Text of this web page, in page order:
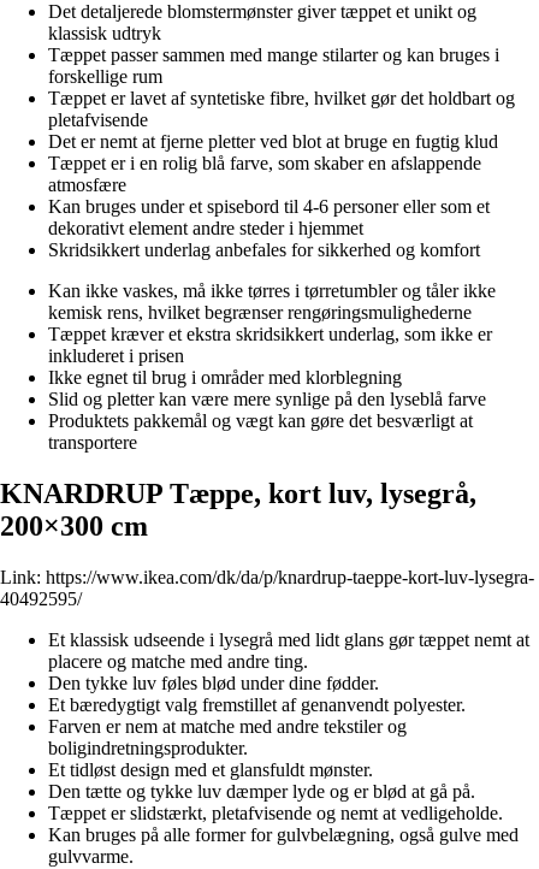
Det detaljerede blomstermønster giver tæppet et unikt og
klassisk udtryk
Tæppet passer sammen med mange stilarter og kan bruges i
forskellige rum
Tæppet er lavet af syntetiske fibre, hvilket gør det holdbart og
pletafvisende
Det er nemt at fjerne pletter ved blot at bruge en fugtig klud
Tæppet er i en rolig blå farve, som skaber en afslappende
atmosfære
Kan bruges under et spisebord til 4-6 personer eller som et
dekorativt element andre steder i hjemmet
Skridsikkert underlag anbefales for sikkerhed og komfort
Kan ikke vaskes, må ikke tørres i tørretumbler og tåler ikke
kemisk rens, hvilket begrænser rengøringsmulighederne
Tæppet kræver et ekstra skridsikkert underlag, som ikke er
inkluderet i prisen
Ikke egnet til brug i områder med klorblegning
Slid og pletter kan være mere synlige på den lyseblå farve
Produktets pakkemål og vægt kan gøre det besværligt at
transportere
KNARDRUP Tæppe, kort luv, lysegrå,
200×300 cm
Link: https://www.ikea.com/dk/da/p/knardrup-taeppe-kort-luv-lysegra-
40492595/
Et klassisk udseende i lysegrå med lidt glans gør tæppet nemt at
placere og matche med andre ting.
Den tykke luv føles blød under dine fødder.
Et bæredygtigt valg fremstillet af genanvendt polyester.
Farven er nem at matche med andre tekstiler og
boligindretningsprodukter.
Et tidløst design med et glansfuldt mønster.
Den tætte og tykke luv dæmper lyde og er blød at gå på.
Tæppet er slidstærkt, pletafvisende og nemt at vedligeholde.
Kan bruges på alle former for gulvbelægning, også gulve med
gulvvarme.